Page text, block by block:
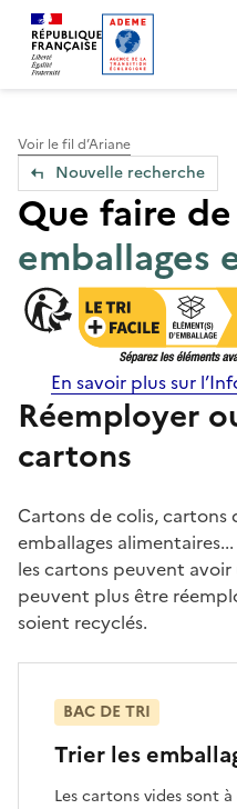
Accueil — Que Faire de
Voir le fil d’Ariane
Nouvelle recherche
Que faire
emballages
En savoir plus sur
Réemployer
cartons
Cartons de colis, cartons
emballages
les cartons peuvent avoir
peuvent plus être
soient recyclés.
Trier les
Les cartons vides sont
BAC DE TRI